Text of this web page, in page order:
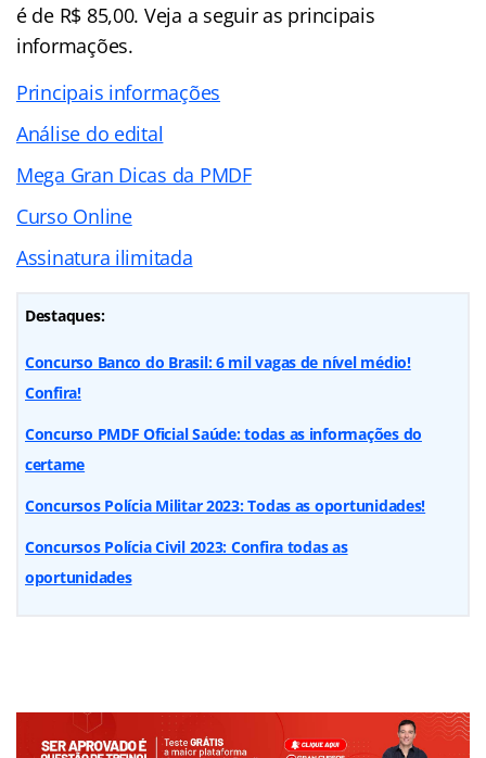
é de R$ 85,00. Veja a seguir as principais
informações.
Principais informações
Análise do edital
Mega Gran Dicas da PMDF
Curso Online
Assinatura ilimitada
Destaques:
Concurso Banco do Brasil: 6 mil vagas de nível médio!
Confira!
Concurso PMDF Oficial Saúde: todas as informações do
certame
Concursos Polícia Militar 2023: Todas as oportunidades!
Concursos Polícia Civil 2023: Confira todas as
oportunidades